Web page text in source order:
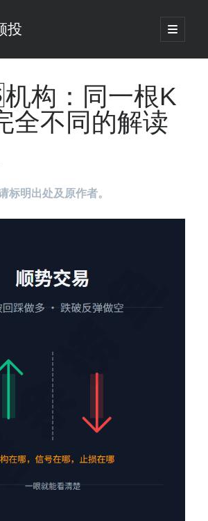
投
open
primary
缩阶段”，而这个EA等的是“扩张确认”（附完整源
误，可能让你多干12年才能退休
裸指标拆成可回测的交易规则：成交量差值背离
构：同一根K
全不同的解读
标明出处及原作者。